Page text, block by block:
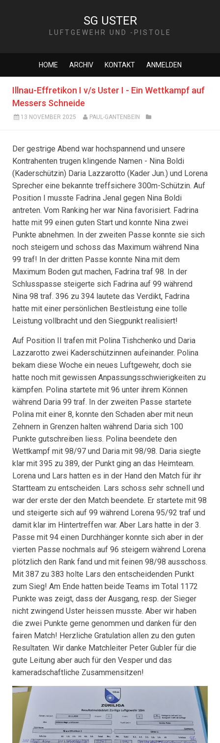
SG USTER
LUFTGEWEHR UND -PISTOLE
HOME ARCHIV KONTAKT ANMELDEN
Illnau-Effretikon I v/s Uster I - Ein Wettkampf auf
Messers Schneide
13 NOVEMBER 2025 PAUL-GANTENBEIN
Der gestrige Abend war hochspannend und unsere
Kontrahenten trugen klingende Namen - Nina Boldi
(Kaderschützin) Daria Lazzarotto (Kader Jun.) und Lorena
Sprecher eine bekannte treffsichere 300m-Schützin. Auf
Position I musste Fadrina Jenal gegen Nina Boldi
antreten. Vom Ranking her war Nina favorisiert. Fadrina
hatte mit 99 einen guten Start und konnte Nina zwei
Punkte abnehmen. In der zweiten Passe konnte sie sich
noch steigern und schoss das Maximum während Nina
99 traf! In der dritten Passe konnte Nina mit dem
Maximum Boden gut machen, Fadrina traf 98. In der
Schlusspasse steigerte sich Fadrina auf 99 während
Nina 98 traf. 396 zu 394 lautete das Verdikt, Fadrina
hatte mit einer persönlichen Bestleistung eine tolle
Leistung vollbracht und den Siegpunkt realisiert!
Auf Position II trafen mit Polina Tishchenko und Daria
Lazzarotto zwei Kaderschützinnen aufeinander. Polina
bekam diese Woche ein neues Luftgewehr, doch sie
hatte noch mit gewissen Anpassungsschwierigkeiten zu
kämpfen. Polina startete mit 96 unter ihrem Können
während Daria 99 traf. In der zweiten Passe startete
Polina mit einer 8, konnte den Schaden aber mit neun
Zehnern in Grenzen halten während Daria sich 100
Punkte gutschreiben liess. Polina beendete den
Wettkampf mit 98/97 und Daria mit 98/98. Daria siegte
klar mit 395 zu 389, der Punkt ging an das Heimteam.
Lorena und Lars hatten es in der Hand den Match für ihr
Startteam zu entscheiden. Lars schoss sehr schnell und
war der erste der den Match beendete. Er startete mit 98
und steigerte sich auf 99 während Lorena 95/92 traf und
damit klar im Hintertreffen war. Aber Lars hatte in der 3.
Passe mit 94 einen Durchhänger konnte sich aber in der
vierten Passe nochmals auf 96 steigern während Lorena
plötzlich den Rank fand und mit feinen 98/98 ausschoss.
Mit 387 zu 383 holte Lars den entscheidenden Punkt
zum Sieg! Am Ende hatten beide Teams im Total 1172
Punkte was zeigt, dass der Ausgang, resp. der Sieger
nicht zwingend Uster heissen musste. Aber wir haben
die zwei Punkte gerne genommen und danken für den
fairen Match! Herzliche Gratulation allen zu den guten
Resultaten. Wir danke Matchleiter Peter Gubler für die
gute Leitung aber auch für den Vesper und das
kameradschaftliche Zusammensitzen!